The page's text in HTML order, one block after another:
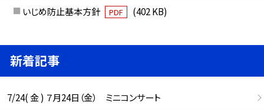
いじめ防止基本方針 PDF (402 KB)
新着記事
7/24( 金 ) ７月24日（金） ミニコンサート